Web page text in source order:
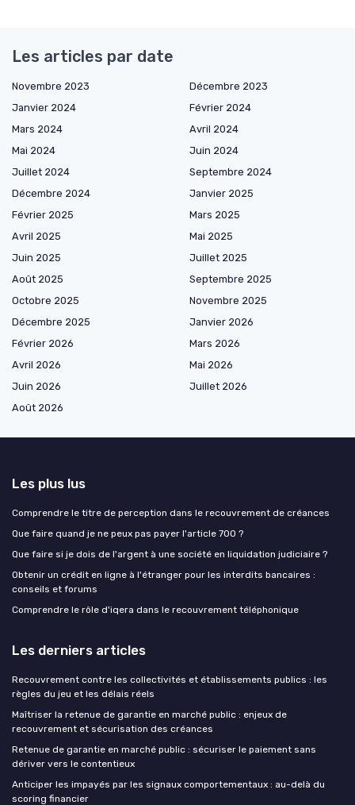
Les articles par date
Novembre 2023
Décembre 2023
Janvier 2024
Février 2024
Mars 2024
Avril 2024
Mai 2024
Juin 2024
Juillet 2024
Septembre 2024
Décembre 2024
Janvier 2025
Février 2025
Mars 2025
Avril 2025
Mai 2025
Juin 2025
Juillet 2025
Août 2025
Septembre 2025
Octobre 2025
Novembre 2025
Décembre 2025
Janvier 2026
Février 2026
Mars 2026
Avril 2026
Mai 2026
Juin 2026
Juillet 2026
Août 2026
Les plus lus
Comprendre le titre de perception dans le recouvrement de créances
Que faire quand je ne peux pas payer l'article 700 ?
Que faire si je dois de l'argent à une société en liquidation judiciaire ?
Obtenir un crédit en ligne à l'étranger pour les interdits bancaires :
conseils et forums
Comprendre le rôle d'iqera dans le recouvrement téléphonique
Les derniers articles
Recouvrement contre les collectivités et établissements publics : les
règles du jeu et les délais réels
Maîtriser la retenue de garantie en marché public : enjeux de
recouvrement et sécurisation des créances
Retenue de garantie en marché public : sécuriser le paiement sans
dériver vers le contentieux
Anticiper les impayés par les signaux comportementaux : au-delà du
scoring financier